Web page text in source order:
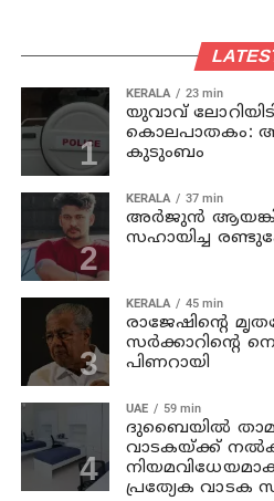
KERALA 23 min
യുവാവ്
കൊലപാതകം:
കുടുംബം
KERALA 37 min
അര്‍ജുന്‍
സഹായിച്ച
KERALA 45 min
രാജേഷിന്റെ
സര്‍ക്കാറിന്റെ
പിണറായി
UAE 59 min
ദുബൈയിൽ
വാടകയ്ക്ക്
പ്രത്യേക വാടക